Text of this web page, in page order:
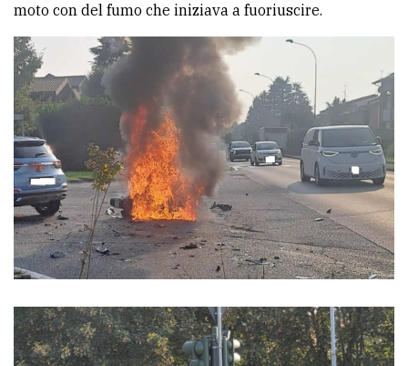
PRIVACY
Privacy
policy
Cookie
policy
moto con del fumo che iniziava a fuoriuscire.